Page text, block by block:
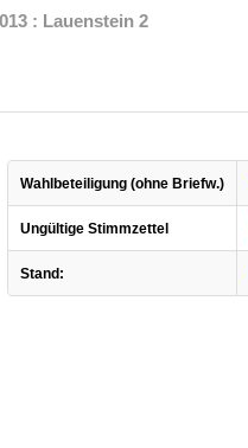
: Lauenstein 2
Wahlbeteiligung (ohne Briefw.)
Ungültige Stimmzettel
Stand: